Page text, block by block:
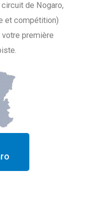
de Nogaro,
et compétition)
première